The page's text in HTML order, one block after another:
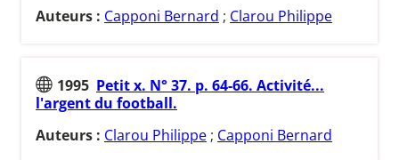
Auteurs : Capponi Bernard ; Clarou Philippe
1995 Petit x. N° 37. p. 64-66. Activité...
l'argent du football.
Auteurs : Clarou Philippe ; Capponi Bernard